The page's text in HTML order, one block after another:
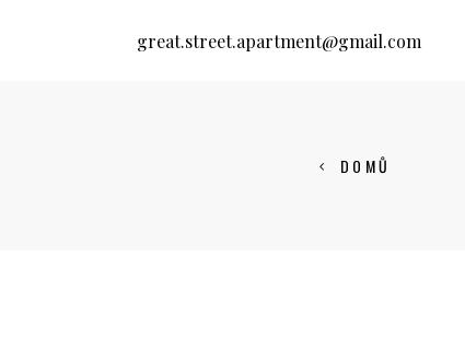
great.street.apartment@gmail.com
DOMŮ